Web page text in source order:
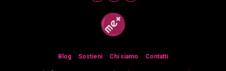
Blog Sostieni Chi siamo Contatti